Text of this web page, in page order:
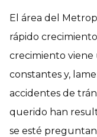
El área del
rápido
crecimiento viene
constantes y,
accidentes de
querido han
se esté